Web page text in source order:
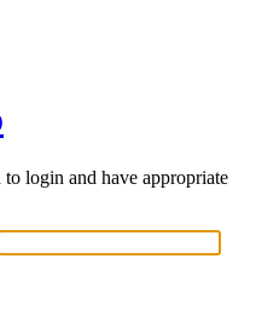
login and have appropriate